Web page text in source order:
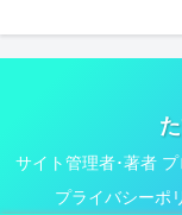
サイト管理者･著者
プライバシーポ